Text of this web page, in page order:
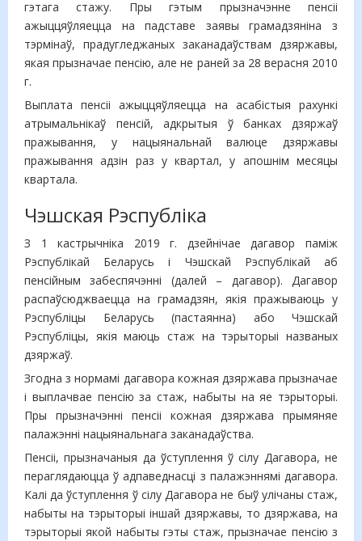
гэтага стажу. Пры гэтым прызначэнне пенсіі
ажыццяўляецца на падставе заявы грамадзяніна з
тэрмінаў, прадугледжаных заканадаўствам дзяржавы,
якая прызначае пенсію, але не раней за 28 верасня 2010
г.
Выплата пенсіі ажыццяўляецца на асабістыя рахункі
атрымальнікаў пенсій, адкрытыя ў банках дзяржаў
пражывання, у нацыянальнай валюце дзяржавы
пражывання адзін раз у квартал, у апошнім месяцы
квартала.
Чэшская Рэспубліка
З 1 кастрычніка 2019 г. дзейнічае дагавор паміж
Рэспублікай Беларусь і Чэшскай Рэспублікай аб
пенсійным забеспячэнні (далей – дагавор). Дагавор
распаўсюджваецца на грамадзян, якія пражываюць у
Рэспубліцы Беларусь (пастаянна) або Чэшскай
Рэспубліцы, якія маюць стаж на тэрыторыі названых
дзяржаў.
Згодна з нормамі дагавора кожная дзяржава прызначае
і выплачвае пенсію за стаж, набыты на яе тэрыторыі.
Пры прызначэнні пенсіі кожная дзяржава прымяняе
палажэнні нацыянальнага заканадаўства.
Пенсіі, прызначаныя да ўступлення ў сілу Дагавора, не
пераглядаюцца ў адпаведнасці з палажэннямі дагавора.
Калі да ўступлення ў сілу Дагавора не быў улічаны стаж,
набыты на тэрыторыі іншай дзяржавы, то дзяржава, на
тэрыторыі якой набыты гэты стаж, прызначае пенсію з